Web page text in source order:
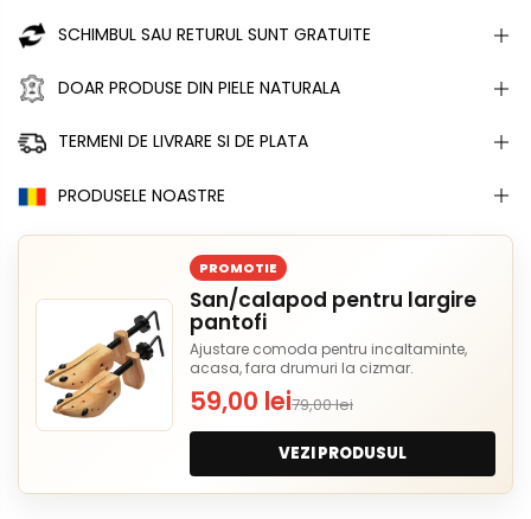
SCHIMBUL SAU RETURUL SUNT GRATUITE
DOAR PRODUSE DIN PIELE NATURALA
TERMENI DE LIVRARE SI DE PLATA
PRODUSELE NOASTRE
PROMOTIE
San/calapod pentru largire
pantofi
Ajustare comoda pentru incaltaminte,
acasa, fara drumuri la cizmar.
59,00 lei79,00 lei
VEZI PRODUSUL